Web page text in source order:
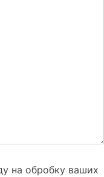
на обробку ваших